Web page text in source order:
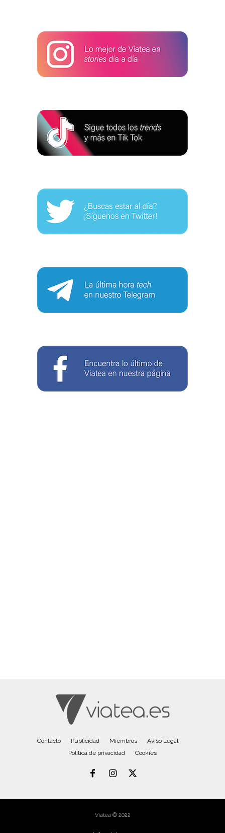
Contacto Publicidad Miembros
Aviso Legal
Política de privacidad
Cookies
Viatea © 2022